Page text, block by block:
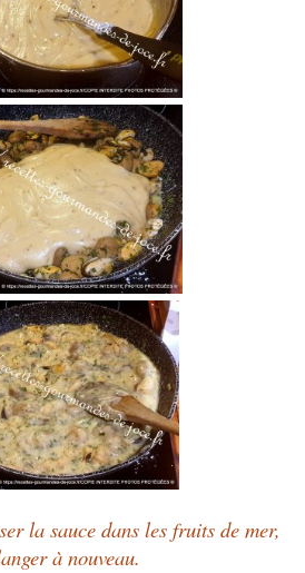
la sauce dans les fruits de mer,
à nouveau.